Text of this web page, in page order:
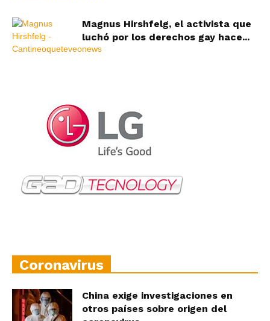
Magnus Hirshfelg, el activista que
luchó por los derechos gay hace...
Coronavirus
China exige investigaciones en
otros países sobre origen del